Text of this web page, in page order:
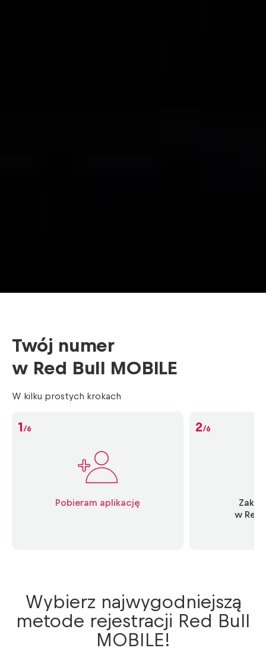
Twój numer
w Red Bull MOBILE
W kilku prostych krokach
1 /6
Pobieram aplikację
2/6
w Red
Wybierz najwygodniejszą
metode rejestracji Red Bull
MOBILE!